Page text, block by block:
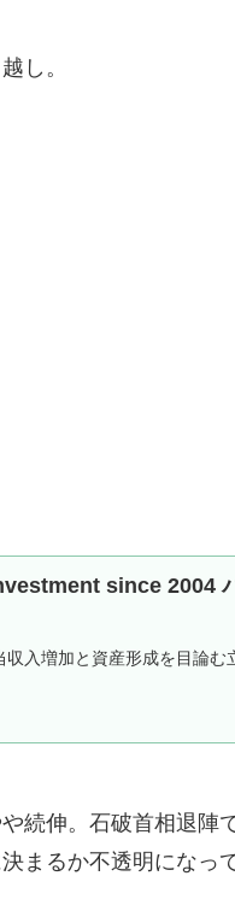
し。
since 2004
収入増加と資産形成を目論む
続伸。石破首相退陣
まるか不透明になっ